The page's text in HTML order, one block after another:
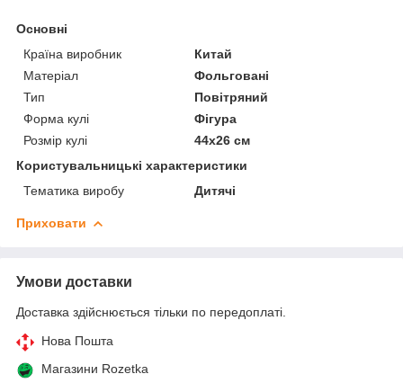
Основні
Країна виробник
Китай
Матеріал
Фольговані
Тип
Повітряний
Форма кулі
Фігура
Розмір кулі
44х26 см
Користувальницькі характеристики
Тематика виробу
Дитячі
Приховати
Умови доставки
Доставка здійснюється тільки по передоплаті.
Нова Пошта
Магазини Rozetka